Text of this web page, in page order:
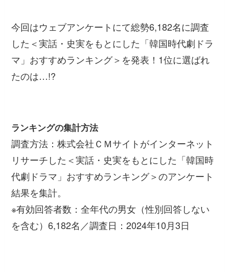
今回はウェブアンケートにて総勢6,182名に調査
した＜実話・史実をもとにした「韓国時代劇ドラ
マ」おすすめランキング＞を発表！1位に選ばれ
たのは…!?
ランキングの集計方法
調査方法：株式会社ＣＭサイトがインターネット
リサーチした＜実話・史実をもとにした「韓国時
代劇ドラマ」おすすめランキング＞のアンケート
結果を集計。
※有効回答者数：全年代の男女（性別回答しない
を含む）6,182名／調査日：2024年10月3日